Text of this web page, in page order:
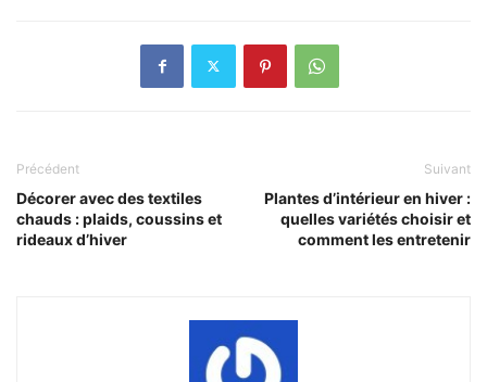
Précédent
Décorer avec des textiles
chauds : plaids, coussins et
rideaux d’hiver
Suivant
Plantes d’intérieur en hiver :
quelles variétés choisir et
comment les entretenir